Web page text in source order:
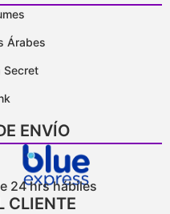
Árabes
Secret
ENVÍO
24 hrs hábiles
CLIENTE